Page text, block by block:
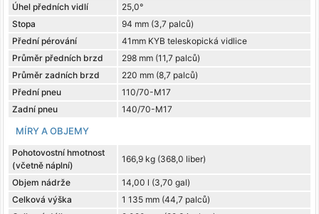
Úhel předních vidlí
25,0°
Stopa
94 mm (3,7 palců)
Přední pérování
41mm KYB teleskopická vidlice
Průměr předních brzd
298 mm (11,7 palců)
Průměr zadních brzd
220 mm (8,7 palců)
Přední pneu
110/70-M17
Zadní pneu
140/70-M17
MÍRY A OBJEMY
Pohotovostní hmotnost
(včetně náplní)
166,9 kg (368,0 liber)
Objem nádrže
14,00 l (3,70 gal)
Celková výška
1 135 mm (44,7 palců)